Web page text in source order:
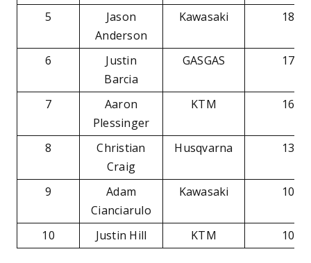
5
Jason
Anderson
Kawasaki 180
6
Justin
Barcia
GASGAS 174
7
Aaron
Plessinger
KTM 164
8
Christian
Craig
Husqvarna 136
9
Adam
Cianciarulo
Kawasaki 107
10 Justin Hill KTM 103